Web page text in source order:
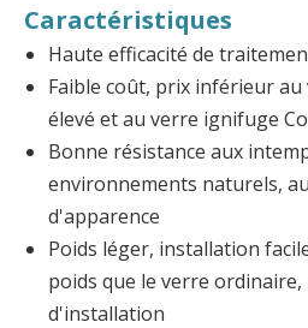
Caractéristiques
Haute efficacité de
Faible coût, prix inférieur
élevé et au verre ignifuge
Bonne résistance aux
environnements naturels,
d'apparence
Poids léger, installation
poids que le verre ordinaire,
d'installation